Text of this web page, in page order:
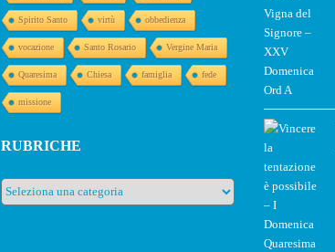
Spirito Santo virtù obbedienza
vocazione Santo Rosario Vergine Maria
Quaresima Chiesa famiglia fede
missione
RUBRICHE
Rubriche